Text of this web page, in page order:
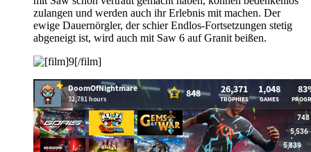
zulangen und werden auch ihr Erlebnis mit machen. Der
ewige Dauernörgler, der schier Endlos-Fortsetzungen stetig
abgeneigt ist, wird auch mit Saw 6 auf Granit beißen.